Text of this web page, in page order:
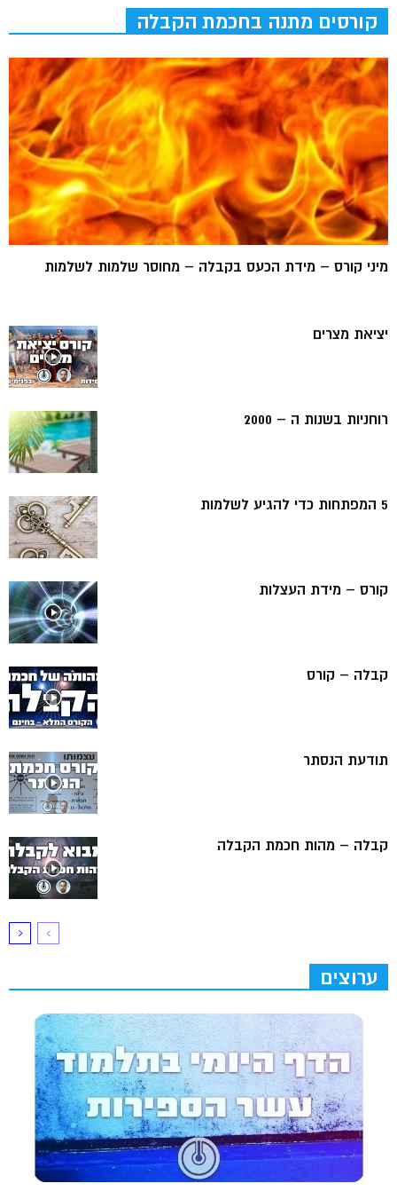
קורסים מתנה בחכמת הקבלה
מיני קורס – מידת הכעס בקבלה – מחוסר שלמות לשלמות
יציאת מצרים
רוחניות בשנות ה – 2000
5 המפתחות כדי להגיע לשלמות
קורס – מידת העצלות
קבלה – קורס
תודעת הנסתר
קבלה – מהות חכמת הקבלה
ערוצים